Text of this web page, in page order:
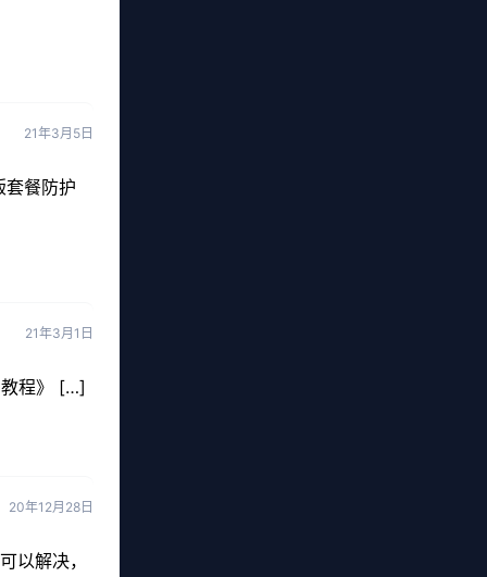
21年3月5日
餐防护
21年3月1日
教程》 […]
20年12月28日
以解决，